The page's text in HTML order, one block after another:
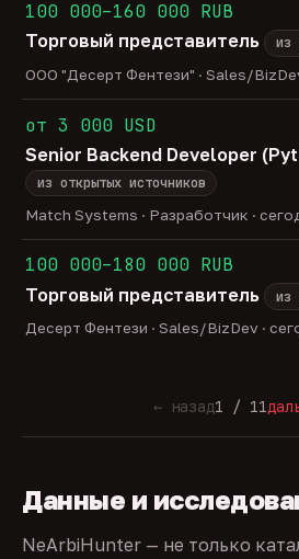
100 000–160 000 RUB
Торговый представитель
из
ООО "Десерт Фентези" · Sales/
от 3 000 USD
Senior Backend Developer
из открытых источников
Match Systems · Разработчик ·
100 000–180 000 RUB
Торговый представитель
из
Десерт Фентези · Sales/BizDev ·
← назад1 / 11
Данные и
NeArbiHunter — не только